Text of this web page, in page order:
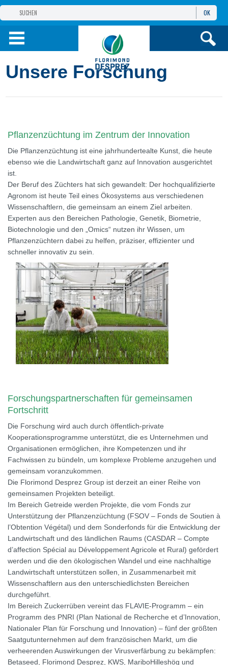
GRUPPE
PRODUKTE
OK
Unsere Forschung
Pflanzenzüchtung im Zentrum der Innovation
Die Pflanzenzüchtung ist eine jahrhundertealte Kunst, die heute
ebenso wie die Landwirtschaft ganz auf Innovation ausgerichtet
ist.
Der Beruf des Züchters hat sich gewandelt: Der hochqualifizierte
Agronom ist heute Teil eines Ökosystems aus verschiedenen
Wissenschaftlern, die gemeinsam an einem Ziel arbeiten.
Experten aus den Bereichen Pathologie, Genetik, Biometrie,
Biotechnologie und den „Omics“ nutzen ihr Wissen, um
Pflanzenzüchtern dabei zu helfen, präziser, effizienter und
schneller innovativ zu sein.
Forschungspartnerschaften für gemeinsamen
Fortschritt
Die Forschung wird auch durch öffentlich-private
Kooperationsprogramme unterstützt, die es Unternehmen und
Organisationen ermöglichen, ihre Kompetenzen und ihr
Fachwissen zu bündeln, um komplexe Probleme anzugehen und
gemeinsam voranzukommen.
Die Florimond Desprez Group ist derzeit an einer Reihe von
gemeinsamen Projekten beteiligt.
Im Bereich Getreide werden Projekte, die vom Fonds zur
Unterstützung der Pflanzenzüchtung (FSOV – Fonds de Soutien à
l’Obtention Végétal) und dem Sonderfonds für die Entwicklung der
Landwirtschaft und des ländlichen Raums (CASDAR – Compte
d’affection Spécial au Développement Agricole et Rural) gefördert
werden und die den ökologischen Wandel und eine nachhaltige
Landwirtschaft unterstützen sollen, in Zusammenarbeit mit
Wissenschaftlern aus den unterschiedlichsten Bereichen
durchgeführt.
Im Bereich Zuckerrüben vereint das FLAVIE-Programm – ein
Programm des PNRI (Plan National de Recherche et d’Innovation,
Nationaler Plan für Forschung und Innovation) – fünf der größten
Saatgutunternehmen auf dem französischen Markt, um die
verheerenden Auswirkungen der Virusverfärbung zu bekämpfen:
Betaseed, Florimond Desprez, KWS, MariboHilleshög und